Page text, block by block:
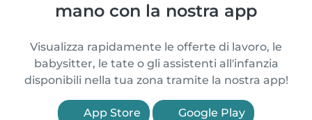
mano con la nostra app
Visualizza rapidamente le offerte di lavoro, le
babysitter, le tate o gli assistenti all'infanzia
disponibili nella tua zona tramite la nostra app!
App Store Google Play